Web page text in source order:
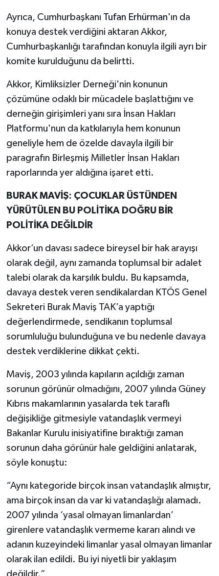
Ayrıca, Cumhurbaşkanı Tufan Erhürman'ın da
konuya destek verdiğini aktaran Akkor,
Cumhurbaşkanlığı tarafından konuyla ilgili ayrı bir
komite kurulduğunu da belirtti.
Akkor, Kimliksizler Derneği'nin konunun
çözümüne odaklı bir mücadele başlattığını ve
derneğin girişimleri yanı sıra İnsan Hakları
Platformu'nun da katkılarıyla hem konunun
geneliyle hem de özelde davayla ilgili bir
paragrafın Birleşmiş Milletler İnsan Hakları
raporlarında yer aldığına işaret etti.
BURAK MAVİŞ: ÇOCUKLAR ÜSTÜNDEN
YÜRÜTÜLEN BU POLİTİKA DOĞRU BİR
POLİTİKA DEĞİLDİR
Akkor’un davası sadece bireysel bir hak arayışı
olarak değil, aynı zamanda toplumsal bir adalet
talebi olarak da karşılık buldu. Bu kapsamda,
davaya destek veren sendikalardan KTÖS Genel
Sekreteri Burak Maviş TAK’a yaptığı
değerlendirmede, sendikanın toplumsal
sorumluluğu bulunduğuna ve bu nedenle davaya
destek verdiklerine dikkat çekti.
Maviş, 2003 yılında kapıların açıldığı zaman
sorunun görünür olmadığını, 2007 yılında Güney
Kıbrıs makamlarının yasalarda tek taraflı
değişikliğe gitmesiyle vatandaşlık vermeyi
Bakanlar Kurulu inisiyatifine bıraktığı zaman
sorunun daha görünür hale geldiğini anlatarak,
söyle konuştu:
“Aynı kategoride birçok insan vatandaşlık almıştır,
ama birçok insan da var ki vatandaşlığı alamadı.
2007 yılında ‘yasal olmayan limanlardan’
girenlere vatandaşlık vermeme kararı alındı ve
adanın kuzeyindeki limanlar yasal olmayan limanlar
olarak ilan edildi. Bu iyi niyetli bir yaklaşım